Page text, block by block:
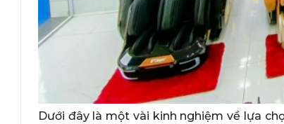
Dưới đây là một vài kinh nghiệm về lựa